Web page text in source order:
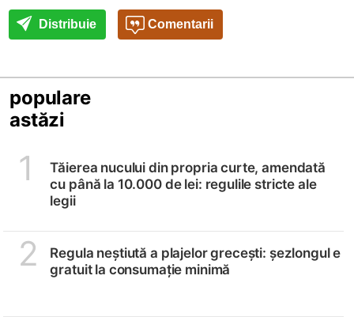
Distribuie Comentarii
populare
astăzi
1
Tăierea nucului din propria curte, amendată
cu până la 10.000 de lei: regulile stricte ale
legii
2
Regula neștiută a plajelor grecești: șezlongul e
gratuit la consumație minimă